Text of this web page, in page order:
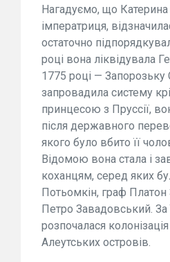
Нагадуємо, що Катерина
імператриця,
остаточно
році вона ліквідувала
1775 році — Запорозьку
запровадила систему
принцесою з Пруссії,
після державного
якого було вбито її
Відомою вона стала і
коханцям, серед яких
Потьомкін, граф Платон
Петро Завадовський. За
розпочалася
Алеутських островів.